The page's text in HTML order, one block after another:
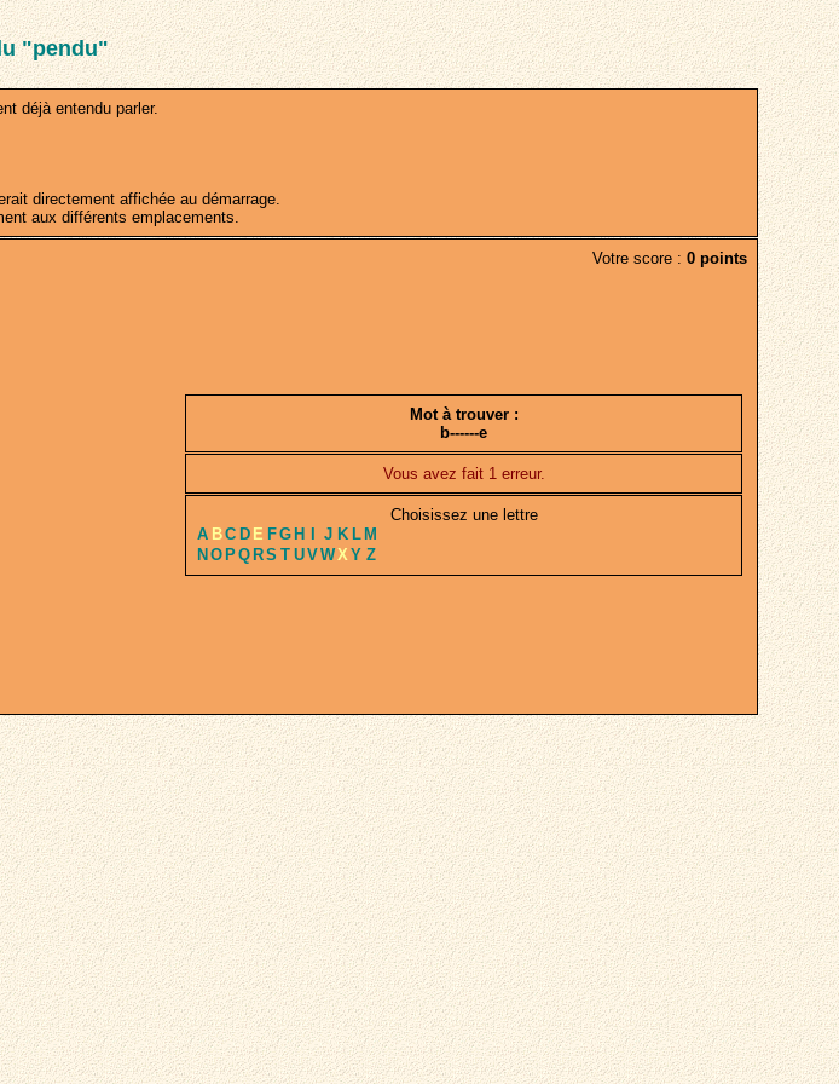
"pendu"
déjà entendu parler.
directement affichée au démarrage.
aux différents emplacements.
Votre score : 0 points
Mot à trouver :
b------e
Vous avez fait 1 erreur.
Choisissez une lettre
A BC D E FG H J K L M
N O PQ RS T UVWXY Z